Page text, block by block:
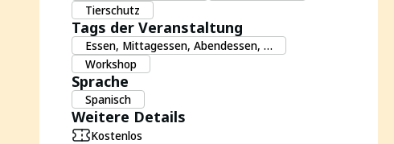
Tierschutz
Tags der Veranstaltung
Essen, Mittagessen, Abendessen, …
Workshop
Sprache
Spanisch
Weitere Details
Kostenlos